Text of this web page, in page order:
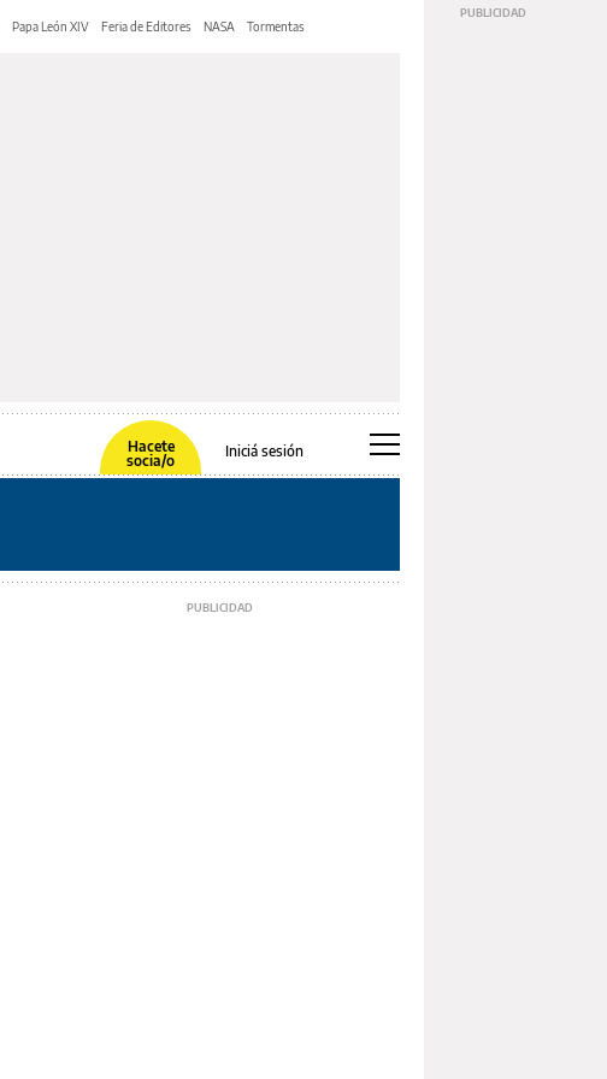
Papa León XIV Feria de Editores NASA Tormentas
Hacete
socia/o
Iniciá sesión